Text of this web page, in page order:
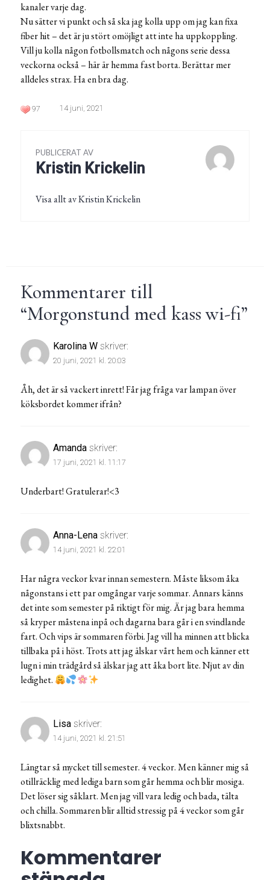
kanaler varje dag.
Nu sätter vi punkt och så ska jag kolla upp om jag kan fixa
fiber hit – det är ju stört omöjligt att inte ha uppkoppling.
Vill ju kolla någon fotbollsmatch och någons serie dessa
veckorna också – här är hemma fast borta. Berättar mer
alldeles strax. Ha en bra dag.
97 14 juni, 2021
PUBLICERAT AV
Kristin Krickelin
Visa allt av Kristin Krickelin
Kommentarer till
“Morgonstund med kass wi-fi”
Karolina W skriver:
20 juni, 2021 kl. 20:03
Åh, det är så vackert inrett! Får jag fråga var lampan över
köksbordet kommer ifrån?
Amanda skriver:
17 juni, 2021 kl. 11:17
Underbart! Gratulerar!<3
Anna-Lena skriver:
14 juni, 2021 kl. 22:01
Har några veckor kvar innan semestern. Måste liksom åka
någonstans i ett par omgångar varje sommar. Annars känns
det inte som semester på riktigt för mig. Är jag bara hemma
så kryper måstena inpå och dagarna bara går i en svindlande
fart. Och vips är sommaren förbi. Jag vill ha minnen att blicka
tillbaka på i höst. Trots att jag älskar vårt hem och känner ett
lugn i min trädgård så älskar jag att åka bort lite. Njut av din
ledighet.
Lisa skriver:
14 juni, 2021 kl. 21:51
Längtar så mycket till semester. 4 veckor. Men känner mig så
otillräcklig med lediga barn som går hemma och blir mosiga.
Det löser sig såklart. Men jag vill vara ledig och bada, tälta
och chilla. Sommaren blir alltid stressig på 4 veckor som går
blixtsnabbt.
Kommentarer